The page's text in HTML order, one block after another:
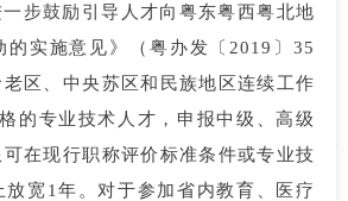
步鼓励引导人才向粤东粤西粤北地
的实施意见》（粤办发〔2019〕35
区、中央苏区和民族地区连续工作
的专业技术人才，申报中级、高级
在现行职称评价标准条件或专业技
宽1年。对于参加省内教育、医疗